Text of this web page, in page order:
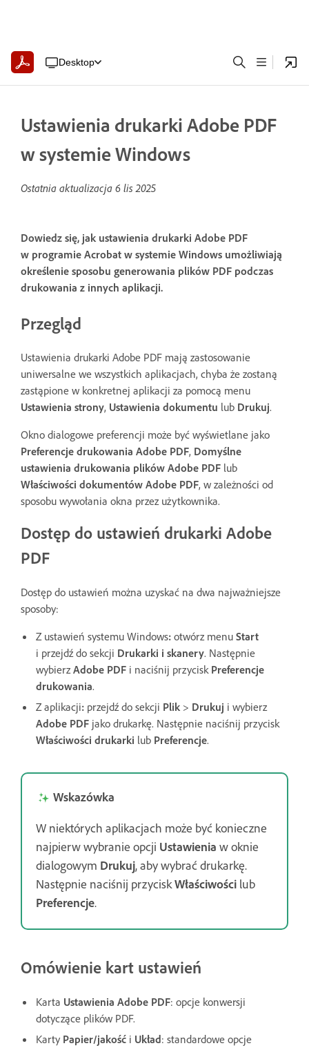
Desktop
Ustawienia drukarki Adobe PDF
w systemie Windows
Ostatnia aktualizacja 6 lis 2025
Dowiedz się, jak ustawienia drukarki Adobe PDF
w programie Acrobat w systemie Windows umożliwiają
określenie sposobu generowania plików PDF podczas
drukowania z innych aplikacji.
Przegląd
Ustawienia drukarki Adobe PDF mają zastosowanie
uniwersalne we wszystkich aplikacjach, chyba że zostaną
zastąpione w konkretnej aplikacji za pomocą menu
Ustawienia strony, Ustawienia dokumentu lub Drukuj.
Okno dialogowe preferencji może być wyświetlane jako
Preferencje drukowania Adobe PDF, Domyślne
ustawienia drukowania plików Adobe PDF lub
Właściwości dokumentów Adobe PDF, w zależności od
sposobu wywołania okna przez użytkownika.
Dostęp do ustawień drukarki Adobe
PDF
Dostęp do ustawień można uzyskać na dwa najważniejsze
sposoby:
Z ustawień systemu Windows: otwórz menu Start
i przejdź do sekcji Drukarki i skanery. Następnie
wybierzAdobe PDF i naciśnij przycisk Preferencje
drukowania.
Z aplikacji: przejdź do sekcji Plik > Drukuj i wybierz
Adobe PDF jako drukarkę. Następnie naciśnij przycisk
Właściwości drukarki lub Preferencje.
Wskazówka
W niektórych aplikacjach może być konieczne
najpierw wybranie opcji Ustawienia w oknie
dialogowym Drukuj, aby wybrać drukarkę.
Następnie naciśnij przyciskWłaściwości lub
Preferencje.
Omówienie kart ustawień
Karta Ustawienia Adobe PDF: opcje konwersji
dotyczące plików PDF.
Karty Papier/jakość i Układ: standardowe opcje